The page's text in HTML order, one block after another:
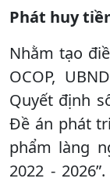
Phát huy
Nhằm tạo
OCOP,
Quyết định
Đề án phát
phẩm làng
2022 -